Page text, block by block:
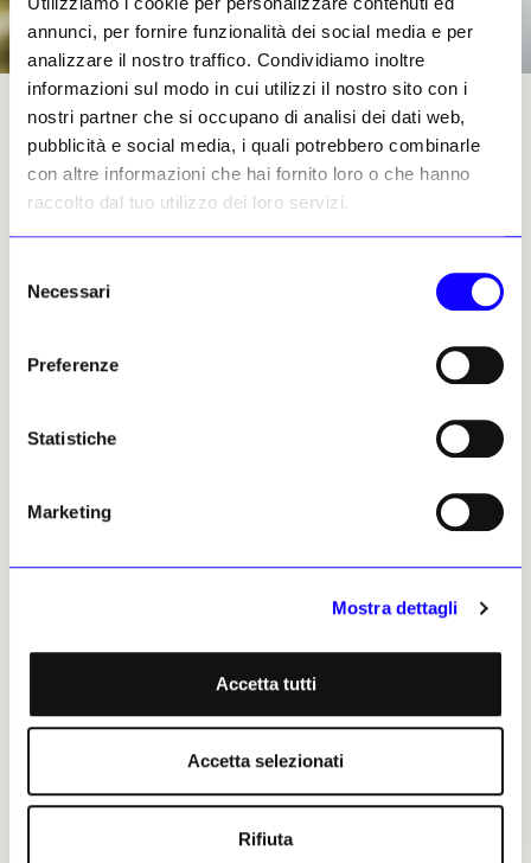
annunci, per fornire funzionalità dei social media e per
analizzare il nostro traffico. Condividiamo inoltre
informazioni sul modo in cui utilizzi il nostro sito con i
nostri partner che si occupano di analisi dei dati web,
pubblicità e social media, i quali potrebbero combinarle
con altre informazioni che hai fornito loro o che hanno
raccolto dal tuo utilizzo dei loro servizi.
delNecessari
Preferenze
Statistiche
Marketing
Mostra dettagli
Accetta tutti
Accetta selezionati
Rifiuta
Yto Barrada
opere e documenti, dove i confini tra le
dimensioni si annullano, si fondono in
stratificata. Com’è stato il suo incontro
Quando ho ricevuto per la prima volta l’invito da
alcuni impegni precedenti e scadenze: avevo una mostra
imminente al MoMA PS1 di New York, un’altra alla Pace
Gallery di Londra e la costruzione di una nuova tintoria
lavorare in modo diverso e per prendermi il tempo
necessario perché volevo costruire con calma un nuovo
corpus di opere. Ho ripreso in mano un progetto che
A Practical Manual for the Lay Student of
scritto nel 1901 da Emily Noyes Vanderpoel, una
vera pioniera, con una visione più simile al Minimalismo
griglie di analisi cromatica. Lo scambio con il Mao è